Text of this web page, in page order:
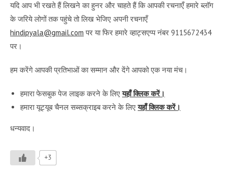
यदि आप भी रखते हैं लिखने का हुनर और चाहते हैं कि आपकी रचनाएँ हमारे ब्लॉग
के जरिये लोगों तक पहुंचे तो लिख भेजिए अपनी रचनाएँ
hindipyala@gmail.com पर या फिर हमारे व्हाट्सएप्प नंबर 9115672434
पर।
हम करेंगे आपकी प्रतिभाओं का सम्मान और देंगे आपको एक नया मंच।
हमारा फेसबुक पेज लाइक करने के लिएयहाँ क्लिक करें।
हमारा यूट्यूब चैनल सब्सक्राइब करने के लिएयहाँ क्लिक करें।
धन्यवाद।
+3